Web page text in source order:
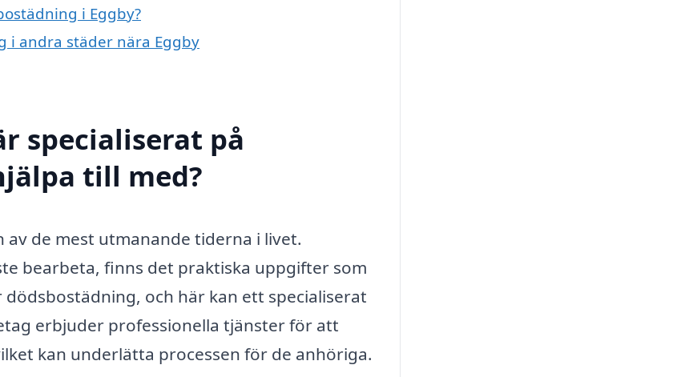
i Eggby?
i andra städer nära Eggby
specialiserat på
till med?
de mest utmanande tiderna i livet.
bearbeta, finns det praktiska uppgifter som
och här kan ett specialiserat
erbjuder professionella tjänster för att
kan underlätta processen för de anhöriga.